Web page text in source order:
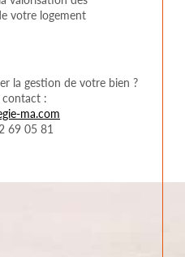
votre logement
la gestion de votre bien ?
contact :
ma.com
69 05 81